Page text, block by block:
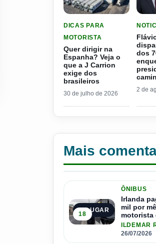
DICAS PARA
MOTORISTA
Quer dirigir na
Espanha? Veja o
que a J Carrion
exige dos
brasileiros
30 de julho de 2026
dos
2 de
Mais
1º LUGAR
18
ÔNIBUS
Irlanda
mil por
motorista
pode
1.500
ILDEMAR
26/07/2026